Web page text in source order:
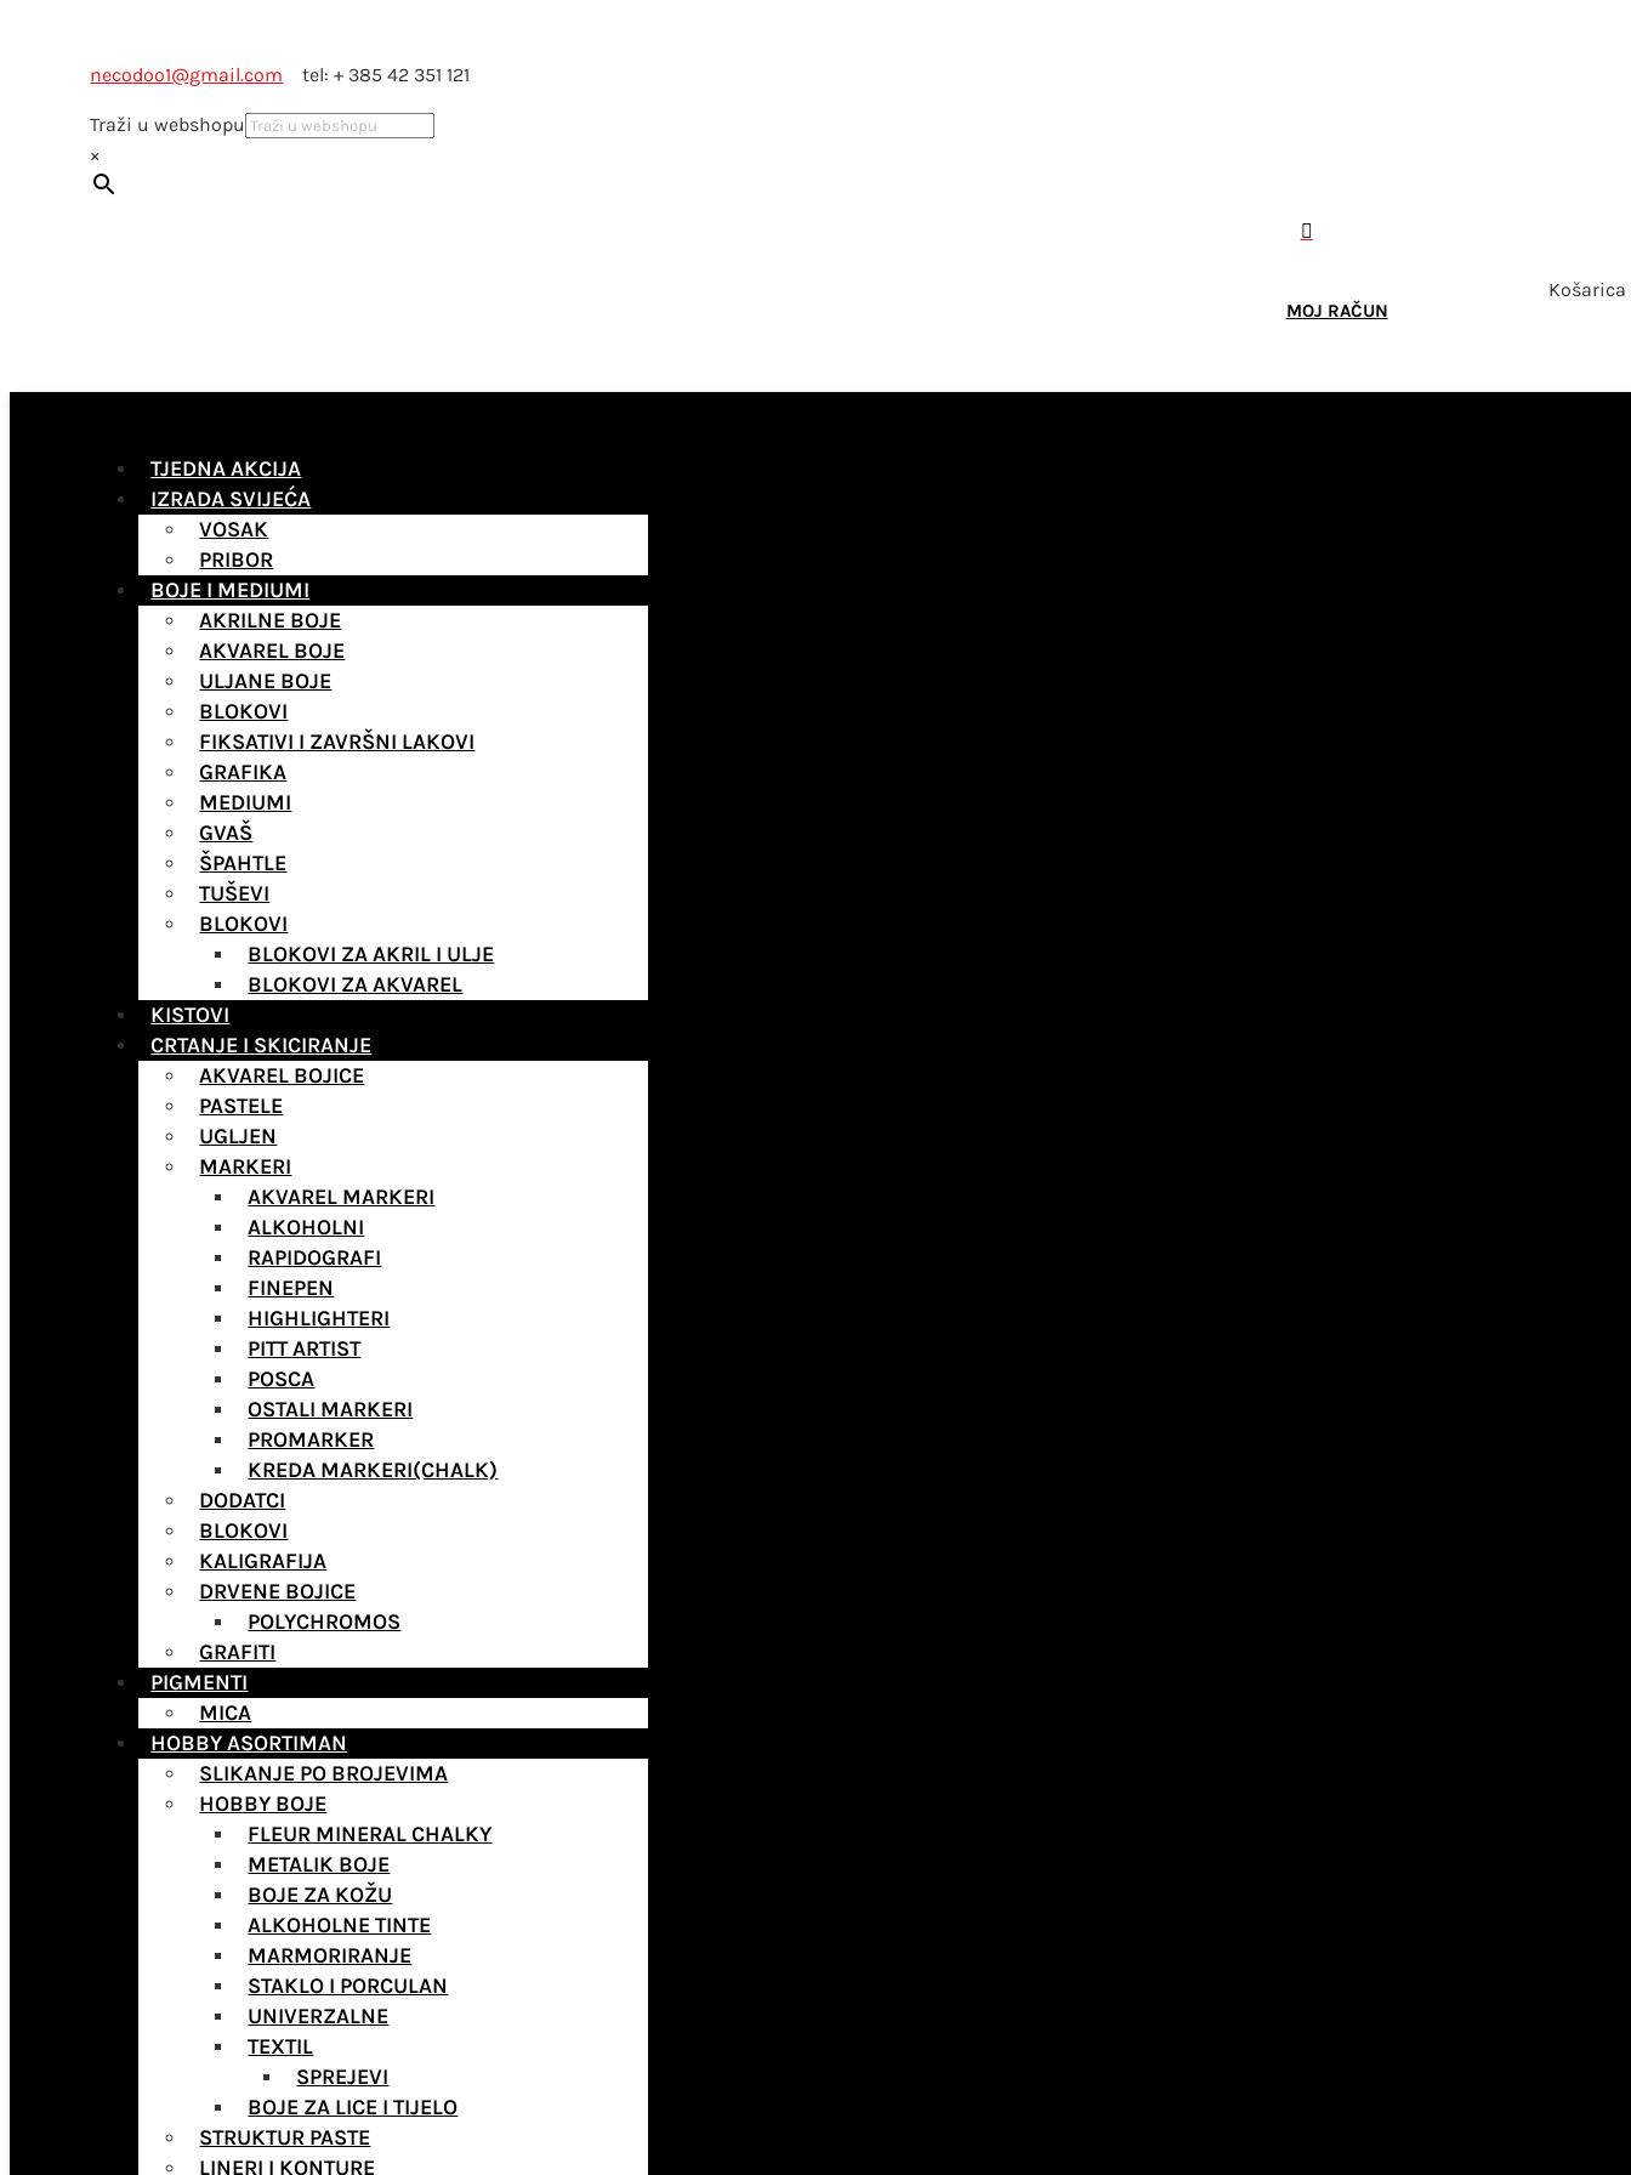
necodoo1@gmail.com tel: + 385 42 351 121
Traži u webshopu
×

MOJ RAČUN
Košarica
TJEDNA AKCIJA
IZRADA SVIJEĆA
VOSAK
PRIBOR
BOJE I MEDIUMI
AKRILNE BOJE
AKVAREL BOJE
ULJANE BOJE
BLOKOVI
FIKSATIVI I ZAVRŠNI LAKOVI
GRAFIKA
MEDIUMI
GVAŠ
ŠPAHTLE
TUŠEVI
BLOKOVI
BLOKOVI ZA AKRIL I ULJE
BLOKOVI ZA AKVAREL
KISTOVI
CRTANJE I SKICIRANJE
AKVAREL BOJICE
PASTELE
UGLJEN
MARKERI
AKVAREL MARKERI
ALKOHOLNI
RAPIDOGRAFI
FINEPEN
HIGHLIGHTERI
PITT ARTIST
POSCA
OSTALI MARKERI
PROMARKER
KREDA MARKERI(CHALK)
DODATCI
BLOKOVI
KALIGRAFIJA
DRVENE BOJICE
POLYCHROMOS
GRAFITI
PIGMENTI
MICA
HOBBY ASORTIMAN
SLIKANJE PO BROJEVIMA
HOBBY BOJE
FLEUR MINERAL CHALKY
METALIK BOJE
BOJE ZA KOŽU
ALKOHOLNE TINTE
MARMORIRANJE
STAKLO I PORCULAN
UNIVERZALNE
TEXTIL
SPREJEVI
BOJE ZA LICE I TIJELO
STRUKTUR PASTE
LINERI I KONTURE